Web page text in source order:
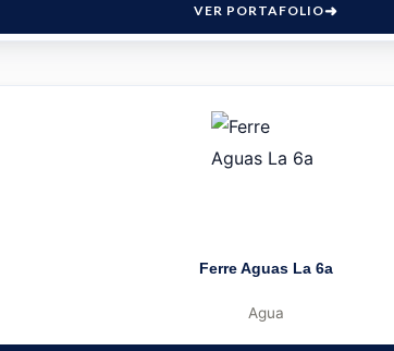
VER PORTAFOLIO
Ferre Aguas La 6a
Agua